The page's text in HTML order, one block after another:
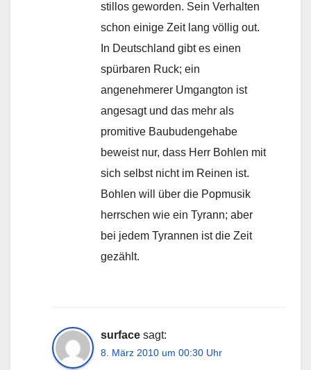
stillos geworden. Sein Verhalten
schon einige Zeit lang völlig out.
In Deutschland gibt es einen
spürbaren Ruck; ein
angenehmerer Umgangton ist
angesagt und das mehr als
promitive Baubudengehabe
beweist nur, dass Herr Bohlen mit
sich selbst nicht im Reinen ist.
Bohlen will über die Popmusik
herrschen wie ein Tyrann; aber
bei jedem Tyrannen ist die Zeit
gezählt.
surface sagt:
8. März 2010 um 00:30 Uhr